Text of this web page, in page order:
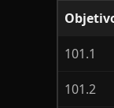
101.1
101.2